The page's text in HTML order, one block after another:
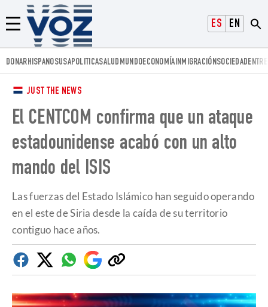
ESPAÑOLENGLISH
Menú
Voz.us
DONARHISPANOSUSAPOLITICASALUD MUNDOECONOMÍAINMIGRACIÓNSOCIEDAD
JUST THE NEWS
El CENTCOM confirma que un ataque
estadounidense acabó con un alto
mando del ISIS
Las fuerzas del Estado Islámico han seguido operando
en el este de Siria desde la caída de su territorio
contiguo hace años.
FacebookTwitterWhatsapp
Google
Discover
Copiar
enlace